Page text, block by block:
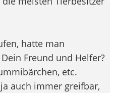
hatte man
Freund und Helfer?
etc.
auch immer greifbar,